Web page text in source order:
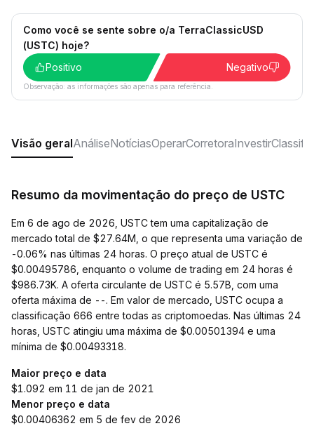
Como você se sente sobre o/a TerraClassicUSD
(USTC) hoje?
Positivo
Negativo
Observação: as informações são apenas para referência.
Visão geralAnáliseNotíciasOperarCorretoraInvestir
Resumo da movimentação do preço de USTC
Em 6 de ago de 2026, USTC tem uma capitalização de
mercado total de $27.64M, o que representa uma variação de
-0.06% nas últimas 24 horas. O preço atual de USTC é
$0.00495786, enquanto o volume de trading em 24 horas é
$986.73K. A oferta circulante de USTC é 5.57B, com uma
oferta máxima de --. Em valor de mercado, USTC ocupa a
classificação 666 entre todas as criptomoedas. Nas últimas 24
horas, USTC atingiu uma máxima de $0.00501394 e uma
mínima de $0.00493318.
Maior preço e data
$1.092 em 11 de jan de 2021
Menor preço e data
$0.00406362 em 5 de fev de 2026